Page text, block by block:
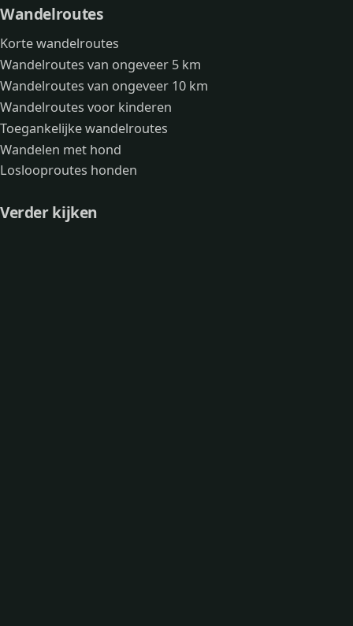
Wandelroutes
Korte wandelroutes
Wandelroutes van ongeveer 5 km
Wandelroutes van ongeveer 10 km
Wandelroutes voor kinderen
Toegankelijke wandelroutes
Wandelen met hond
Loslooproutes honden
Verder kijken